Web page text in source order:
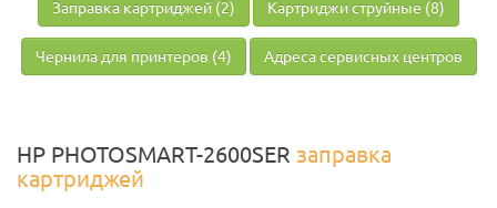
Заправка картриджей (2) Картриджи струйные (8)
Чернила для принтеров (4) Адреса сервисных центров
HP PHOTOSMART-2600SER заправка
картриджей